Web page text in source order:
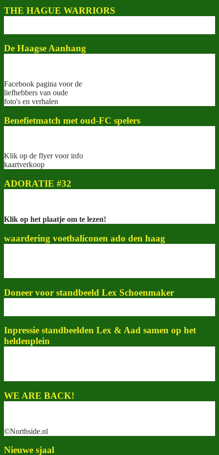
THE HAGUE WARRIORS
De Haagse Aanhang
Facebook pagina voor de
liefhebbers van oude
foto's en verhalen
Benefietmatch met oud-FC spelers
Klik op de flyer voor info
kaartverkoop
ADORATIE #32
Klik op het plaatje om te lezen!
waardering voetbaliconen ado den haag
Doneer voor standbeeld Lex Schoenmaker
Inpressie standbeelden Lex & Aad samen op het
heldenplein
WE ARE BACK!
©Northside.nl
Nieuwe sjaal